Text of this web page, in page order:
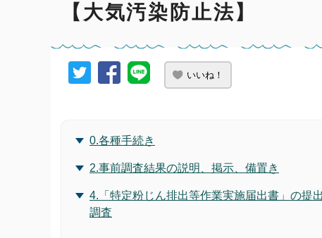
【大気汚染防止法】
いいね！
0.各種手続き
2.事前調査結果の説明、掲示、備置き
4.「特定粉じん排出等作業実施届出書」の提
調査